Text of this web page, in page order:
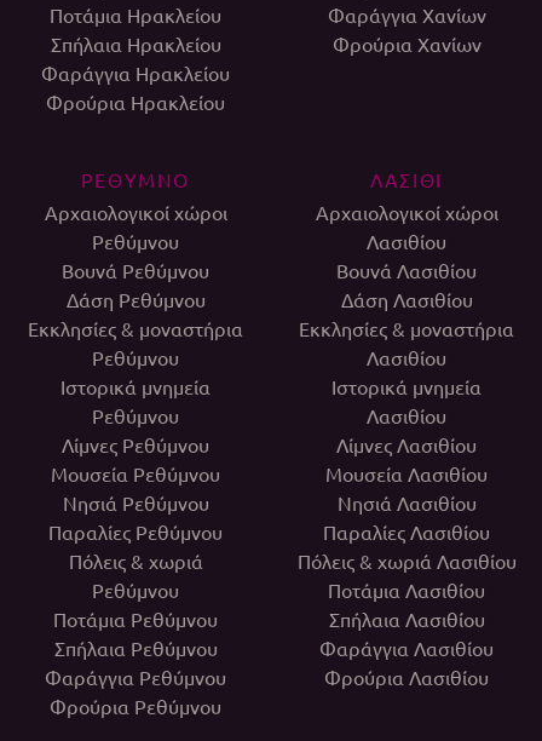
Ποτάμια Ηρακλείου
Σπήλαια Ηρακλείου
Φαράγγια Ηρακλείου
Φρούρια Ηρακλείου
Φαράγγια Χανίων
Φρούρια Χανίων
ΡΕΘΥΜΝΟ
Αρχαιολογικοί χώροι
Ρεθύμνου
Βουνά Ρεθύμνου
Δάση Ρεθύμνου
Εκκλησίες & μοναστήρια
Ρεθύμνου
Ιστορικά μνημεία
Ρεθύμνου
Λίμνες Ρεθύμνου
Μουσεία Ρεθύμνου
Νησιά Ρεθύμνου
Παραλίες Ρεθύμνου
Πόλεις & χωριά
Ρεθύμνου
Ποτάμια Ρεθύμνου
Σπήλαια Ρεθύμνου
Φαράγγια Ρεθύμνου
Φρούρια Ρεθύμνου
ΛΑΣΙΘΙ
Αρχαιολογικοί χώροι
Λασιθίου
Βουνά Λασιθίου
Δάση Λασιθίου
Εκκλησίες & μοναστήρια
Λασιθίου
Ιστορικά μνημεία
Λασιθίου
Λίμνες Λασιθίου
Μουσεία Λασιθίου
Νησιά Λασιθίου
Παραλίες Λασιθίου
Πόλεις & χωριά Λασιθίου
Ποτάμια Λασιθίου
Σπήλαια Λασιθίου
Φαράγγια Λασιθίου
Φρούρια Λασιθίου